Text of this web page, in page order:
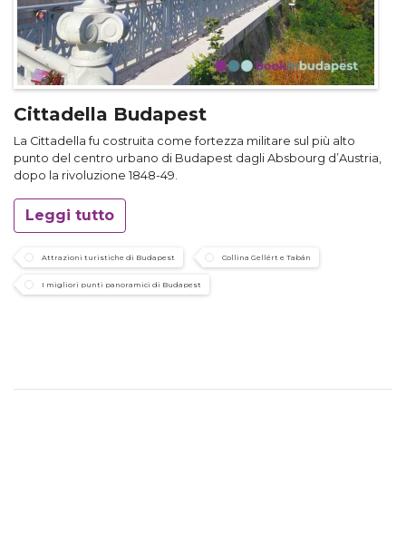
Cittadella Budapest
La Cittadella fu costruita come fortezza militare sul più alto
punto del centro urbano di Budapest dagli Absbourg d’Austria,
dopo la rivoluzione 1848-49.
Leggi tutto
Attrazioni turistiche di Budapest Collina Gellért e Tabán
I migliori punti panoramici di Budapest